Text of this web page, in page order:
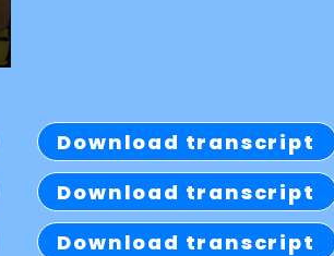
Download transcript
Download transcript
Download transcript